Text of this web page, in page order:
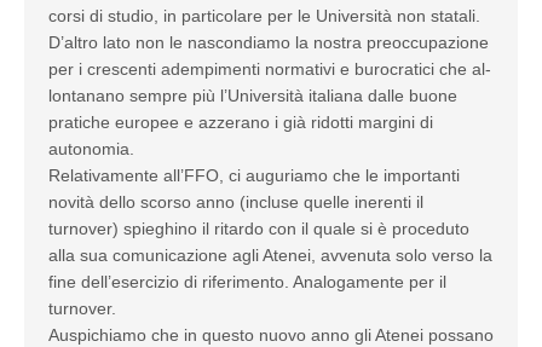
corsi di studio, in particolare per le Università non statali.
D’altro lato non le nascondiamo la nostra preoccupazione
per i crescenti adempimenti normativi e burocratici che al-
lontanano sempre più l’Università italiana dalle buone
pratiche europee e azzerano i già ridotti margini di
autonomia.
Relativamente all’FFO, ci auguriamo che le importanti
novità dello scorso anno (incluse quelle inerenti il
turnover) spieghino il ritardo con il quale si è proceduto
alla sua comunicazione agli Atenei, avvenuta solo verso la
fine dell’esercizio di riferimento. Analogamente per il
turnover.
Auspichiamo che in questo nuovo anno gli Atenei possano